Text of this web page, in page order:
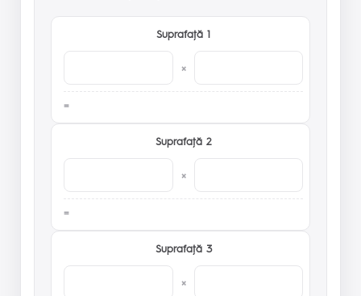
Suprafaţă 1
×
Suprafaţă 2
×
Suprafaţă 3
×